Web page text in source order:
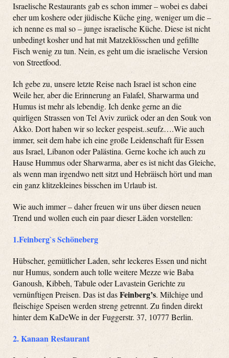
Israelische Restaurants gab es schon immer – wobei es dabei
eher um koshere oder jüdische Küche ging, weniger um die –
ich nenne es mal so – junge israelische Küche. Diese ist nicht
unbedingt kosher und hat mit Matzeklösschen und gefillte
Fisch wenig zu tun. Nein, es geht um die israelische Version
von Streetfood.
Ich gebe zu, unsere letzte Reise nach Israel ist schon eine
Weile her, aber die Erinnerung an Falafel, Sharwarma und
Humus ist mehr als lebendig. Ich denke gerne an die
quirligen Strassen von Tel Aviv zurück oder an den Souk von
Akko. Dort haben wir so lecker gespeist..seufz….Wie auch
immer, seit dem habe ich eine große Leidenschaft für Essen
aus Israel, Libanon oder Palästina. Gerne koche ich auch zu
Hause Hummus oder Sharwarma, aber es ist nicht das Gleiche,
als wenn man irgendwo nett sitzt und Hebräisch hört und man
ein ganz klitzekleines bisschen im Urlaub ist.
Wie auch immer – daher freuen wir uns über diesen neuen
Trend und wollen euch ein paar dieser Läden vorstellen:
1.Feinberg`s Schöneberg
Hübscher, gemütlicher Laden, sehr leckeres Essen und nicht
nur Humus, sondern auch tolle weitere Mezze wie Baba
Ganoush, Kibbeh, Tabule oder Lavastein Gerichte zu
vernünftigen Preisen. Das ist dasFeinberg’s. Milchige und
fleischige Speisen werden streng getrennt. Zu finden direkt
hinter dem KaDeWe in der Fuggerstr. 37, 10777 Berlin.
2. Kanaan Restaurant